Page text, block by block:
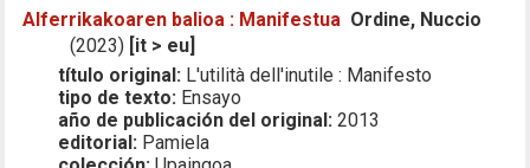
Alferrikakoaren balioa : Manifestua Ordine, Nuccio
(2023) [it > eu]
título original: L'utilità dell'inutile : Manifesto
tipo de texto: Ensayo
año de publicación del original: 2013
editorial: Pamiela